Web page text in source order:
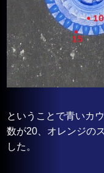
ということで青いカ
数が20、オレンジの
した。